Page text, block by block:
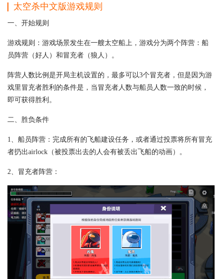
太空杀中文版游戏规则
一、开始规则
游戏规则：游戏场景发生在一艘太空船上，游戏分为两个阵营：船
员阵营（好人）和冒充者（狼人）。
阵营人数比例是开局主机设置的，最多可以3个冒充者，但是因为游
戏里冒充者胜利的条件是，当冒充者人数与船员人数一致的时候，
即可获得胜利。
二、胜负条件
1、船员阵营：完成所有的飞船建设任务，或者通过投票将所有冒充
者扔出airlock（被投票出去的人会有被丢出飞船的动画）。
2、冒充者阵营：